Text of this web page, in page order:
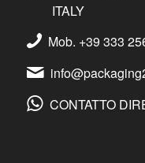
ITALY
Mob. +39 333
CONTATTO